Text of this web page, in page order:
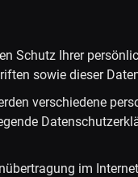
Schutz Ihrer
sowie dieser
verschiedene
im